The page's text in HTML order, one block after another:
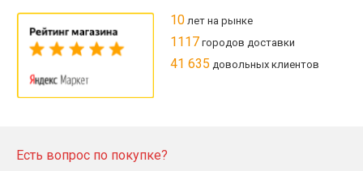
10 лет на рынке
1117 городов доставки
41 635 довольных клиентов
Есть вопрос по покупке?